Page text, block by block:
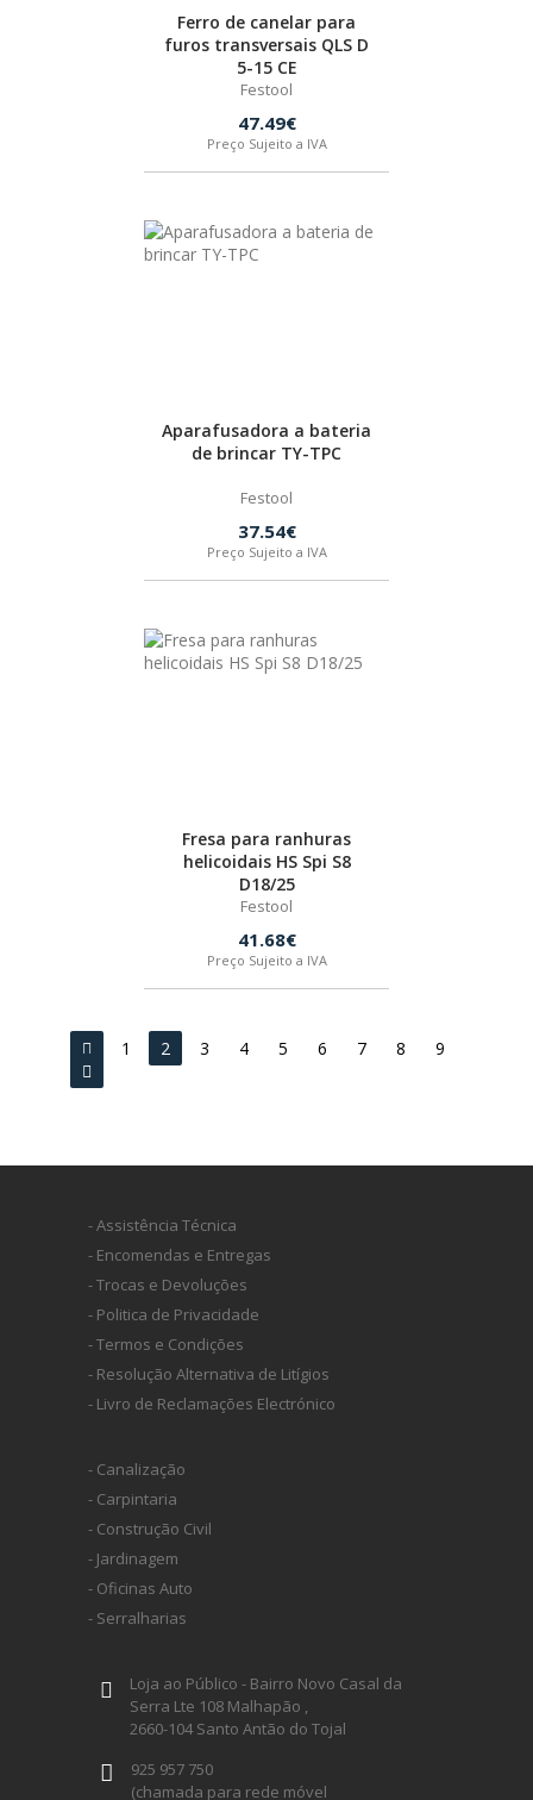
Ferro de canelar para
furos transversais QLS D
5-15 CE
Festool
47.49€
Preço Sujeito a IVA
Aparafusadora a bateria
de brincar TY-TPC
Festool
37.54€
Preço Sujeito a IVA
Fresa para ranhuras
helicoidais HS Spi S8
D18/25
Festool
41.68€
Preço Sujeito a IVA
1 2 3 4 5 6 7 8 9
- Assistência Técnica
- Encomendas e Entregas
- Trocas e Devoluções
- Politica de Privacidade
- Termos e Condições
- Resolução Alternativa de Litígios
- Livro de Reclamações Electrónico
- Canalização
- Carpintaria
- Construção Civil
- Jardinagem
- Oficinas Auto
- Serralharias
Loja ao Público - Bairro Novo Casal da
Serra Lte 108 Malhapão ,
2660-104 Santo Antão do Tojal
925 957 750
(chamada para rede móvel